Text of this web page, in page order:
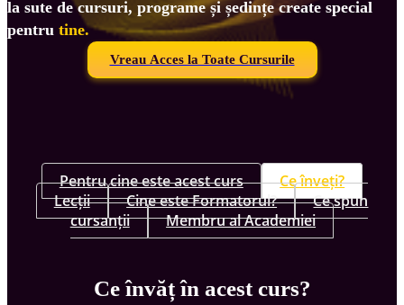
la sute de cursuri, programe și ședințe create special
pentru tine.
Vreau Acces la Toate Cursurile
Pentru cine este acest curs
Ce înveți?
Lecții
Cine este Formatorul?
Ce spun
cursanții
Membru al Academiei
Ce învăț în acest curs?